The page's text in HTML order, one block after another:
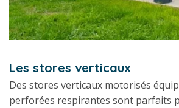
Les stores verticaux
Des stores verticaux motorisés
perforées respirantes sont parfaits